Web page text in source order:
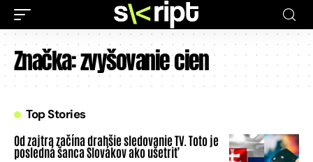
Značka:zvyšovanie cien
Top Stories
Od zajtra začína drahšie sledovanie TV. Toto je
posledná šanca Slovákov ako ušetriť